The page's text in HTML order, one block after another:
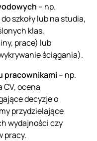
– np.
szkoły lub na studia,
klas,
prace) lub
ściągania).
pracownikami – np.
ocena
decyzje o
przydzielające
wydajności czy
pracy.